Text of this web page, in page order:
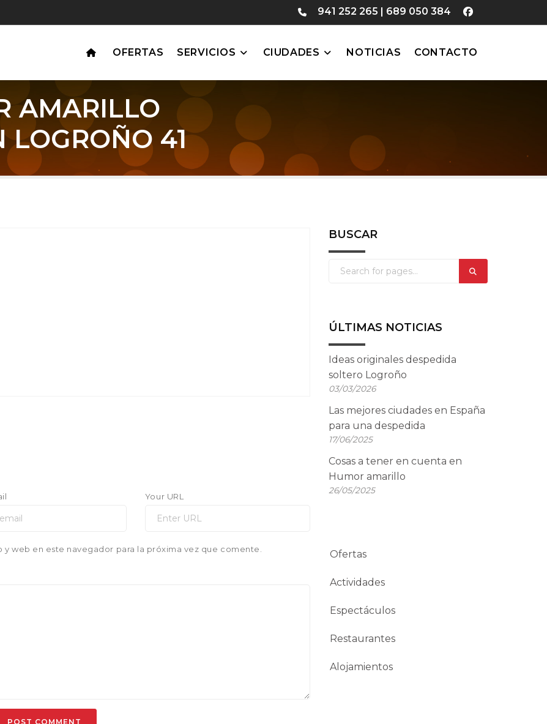
941 252 265 | 689 050 384
OFERTAS SERVICIOS CIUDADES NOTICIAS CONTACTO
AMARILLO
LOGROÑO 41
Your URL
web en este navegador para la próxima vez que comente.
BUSCAR
ÚLTIMAS NOTICIAS
Ideas originales despedida
soltero Logroño
03/03/2026
Las mejores ciudades en España
para una despedida
17/06/2025
Cosas a tener en cuenta en
Humor amarillo
26/05/2025
Ofertas
Actividades
Espectáculos
Restaurantes
Alojamientos